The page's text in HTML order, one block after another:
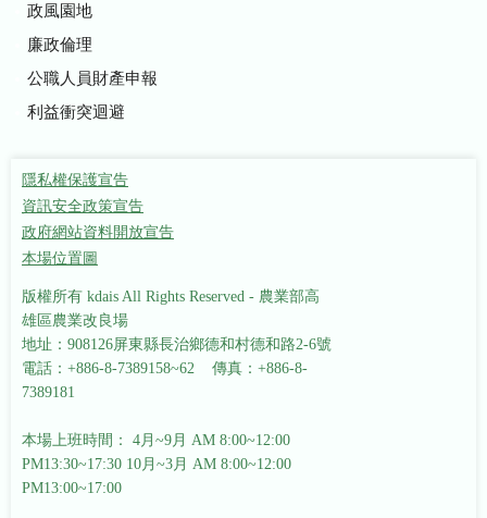
政風園地
廉政倫理
公職人員財產申報
利益衝突迴避
隱私權保護宣告
資訊安全政策宣告
政府網站資料開放宣告
本場位置圖
版權所有 kdais All Rights Reserved - 農業部高
雄區農業改良場
地址：908126屏東縣長治鄉德和村德和路2-6號
電話：+886-8-7389158~62 傳真：+886-8-
7389181
本場上班時間： 4月~9月 AM 8:00~12:00
PM13:30~17:30 10月~3月 AM 8:00~12:00
PM13:00~17:00